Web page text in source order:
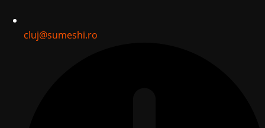
cluj@sumeshi.ro